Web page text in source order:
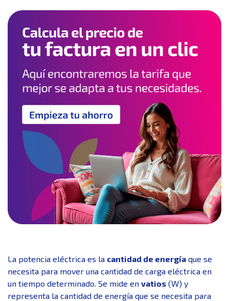
La potencia eléctrica es la cantidad de energía que se
necesita para mover una cantidad de carga eléctrica en
un tiempo determinado. Se mide en vatios (W) y
representa la cantidad de energía que se necesita para